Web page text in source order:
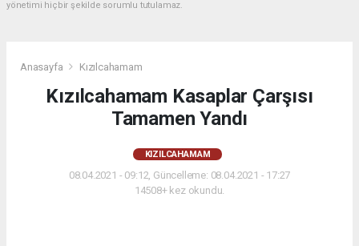
yönetimi hiçbir şekilde sorumlu tutulamaz.
Anasayfa Kızılcahamam
Kızılcahamam Kasaplar Çarşısı
Tamamen Yandı
KIZILCAHAMAM
08.04.2021 - 09:12, Güncelleme: 08.04.2021 - 17:27
14508+ kez okundu.